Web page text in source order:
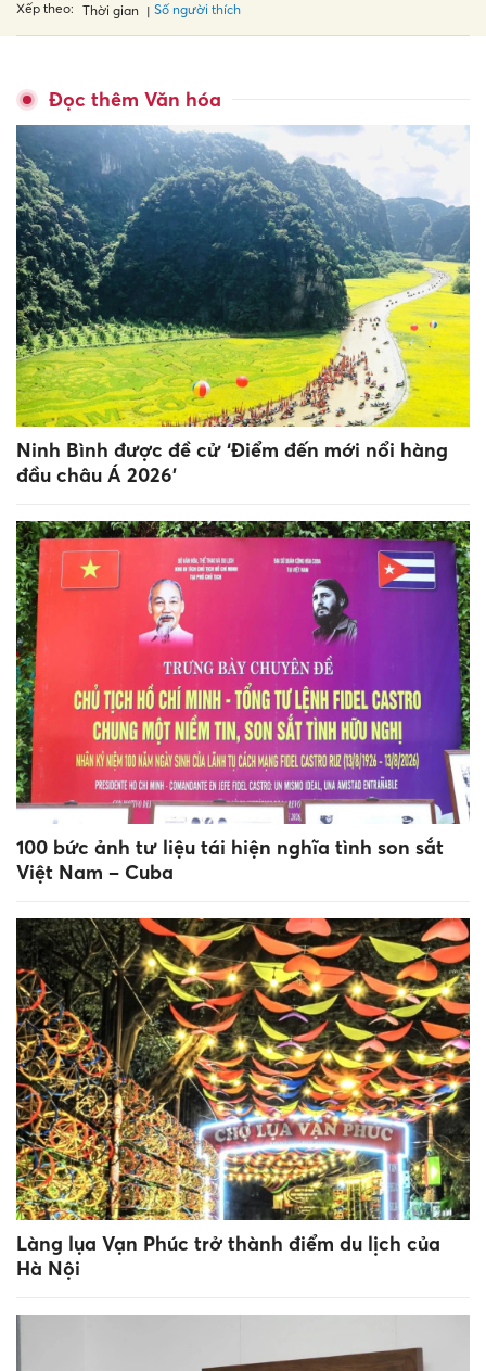
Xếp theo: Thời gian Số người thích
Đọc thêm Văn hóa
Ninh Bình được đề cử ‘Điểm đến mới nổi hàng
đầu châu Á 2026’
100 bức ảnh tư liệu tái hiện nghĩa tình son sắt
Việt Nam – Cuba
Làng lụa Vạn Phúc trở thành điểm du lịch của
Hà Nội